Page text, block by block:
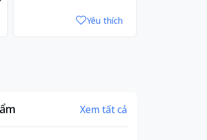
Yêu thích
Xem tất cả